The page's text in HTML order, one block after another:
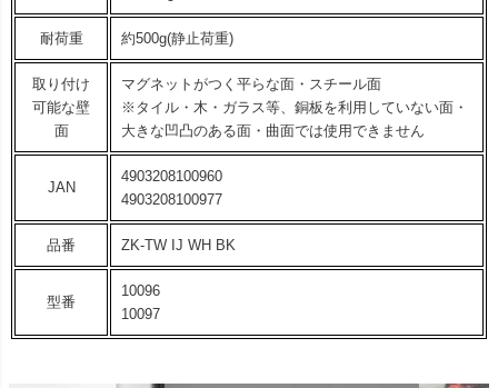
耐荷重 約500g(静止荷重)
取り付け
可能な壁
面
マグネットがつく平らな面・スチール面
※タイル・木・ガラス等、銅板を利用していない面・
大きな凹凸のある面・曲面では使用できません
JAN
4903208100960
4903208100977
品番 ZK-TW IJ WH BK
型番
10096
10097